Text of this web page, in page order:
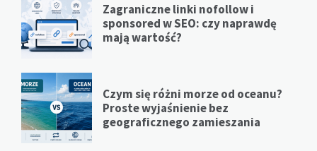
Zagraniczne linki nofollow i
sponsored w SEO: czy naprawdę
mają wartość?
Czym się różni morze od oceanu?
Proste wyjaśnienie bez
geograficznego zamieszania